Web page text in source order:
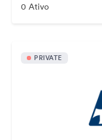
0 Ativo
PRIVATE